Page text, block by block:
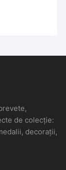
de colecție:
decorații,